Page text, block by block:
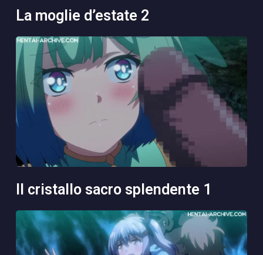
la moglie d’estate 2
il cristallo sacro splendente 1